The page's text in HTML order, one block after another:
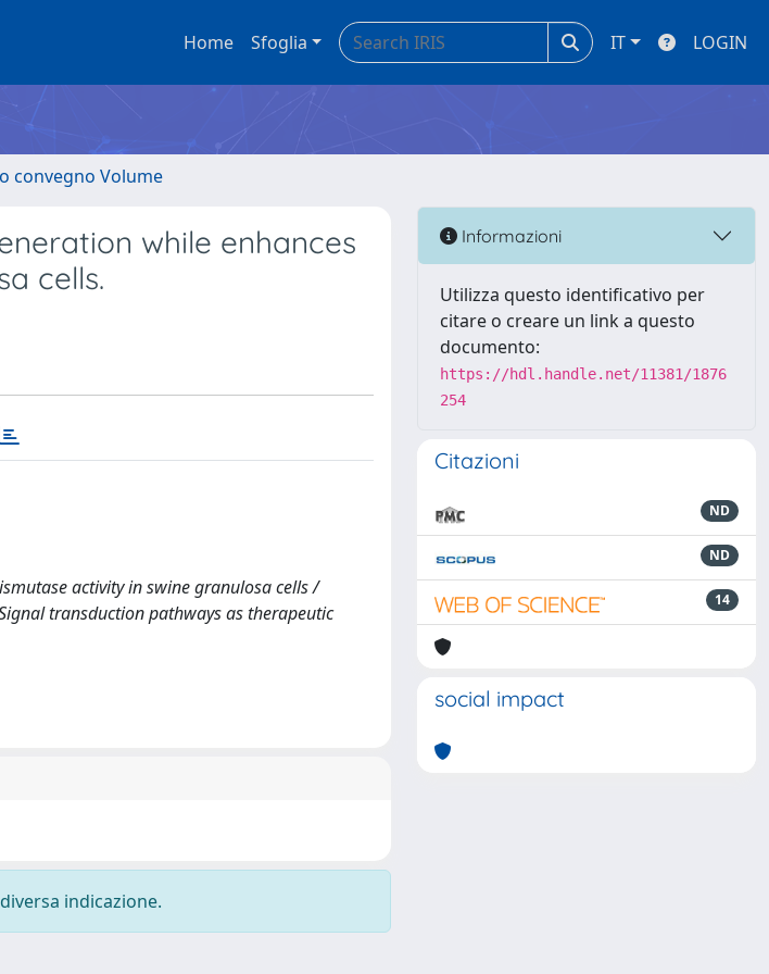
Home Sfoglia IT LOGIN
convegno Volume
while enhances
cells.
activity in swine granulosa cells /
transduction pathways as therapeutic
indicazione.
Informazioni
Utilizza questo identificativo per
citare o creare un link a questo
documento:
https://hdl.handle.net/11381/1876
254
Citazioni
ND
ND
14
social impact